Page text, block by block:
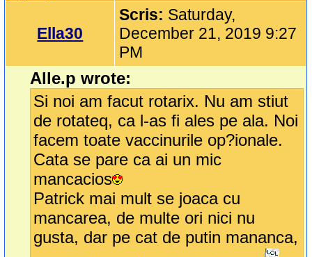
Ella30
Scris: Saturday,
December 21, 2019 9:27
PM
Alle.p wrote:
Si noi am facut rotarix. Nu am stiut
de rotateq, ca l-as fi ales pe ala. Noi
facem toate vaccinurile op?ionale.
Cata se pare ca ai un mic
mancacios
Patrick mai mult se joaca cu
mancarea, de multe ori nici nu
gusta, dar pe cat de putin mananca,